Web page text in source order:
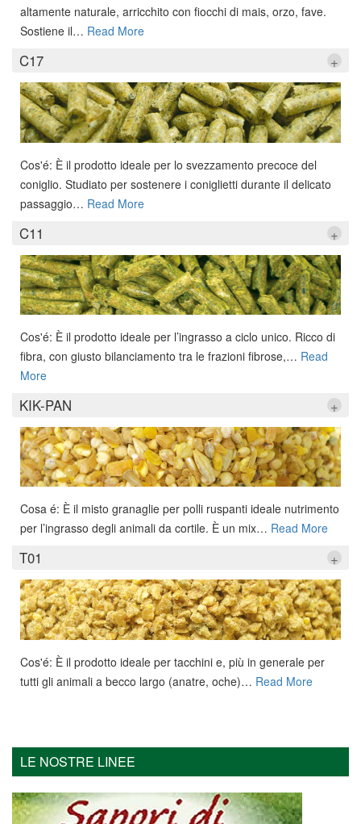
altamente naturale, arricchito con fiocchi di mais, orzo, fave.
Sostiene il… Read More
C17 +
Cos'é: È il prodotto ideale per lo svezzamento precoce del
coniglio. Studiato per sostenere i coniglietti durante il delicato
passaggio… Read More
C11 +
Cos'é: È il prodotto ideale per l’ingrasso a ciclo unico. Ricco di
fibra, con giusto bilanciamento tra le frazioni fibrose,… Read
More
KIK-PAN +
Cosa é: È il misto granaglie per polli ruspanti ideale nutrimento
per l’ingrasso degli animali da cortile. È un mix… Read More
T01 +
Cos'é: È il prodotto ideale per tacchini e, più in generale per
tutti gli animali a becco largo (anatre, oche)… Read More
LE NOSTRE LINEE